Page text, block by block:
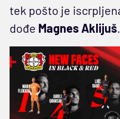
tek pošto je
dođe Magnes Aklijuš